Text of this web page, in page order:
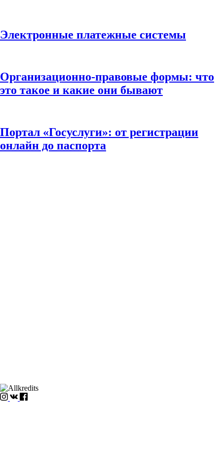
Электронные платежные системы
Организационно-правовые формы: что
это такое и какие они бывают
Портал «Госуслуги»: от регистрации
онлайн до паспорта